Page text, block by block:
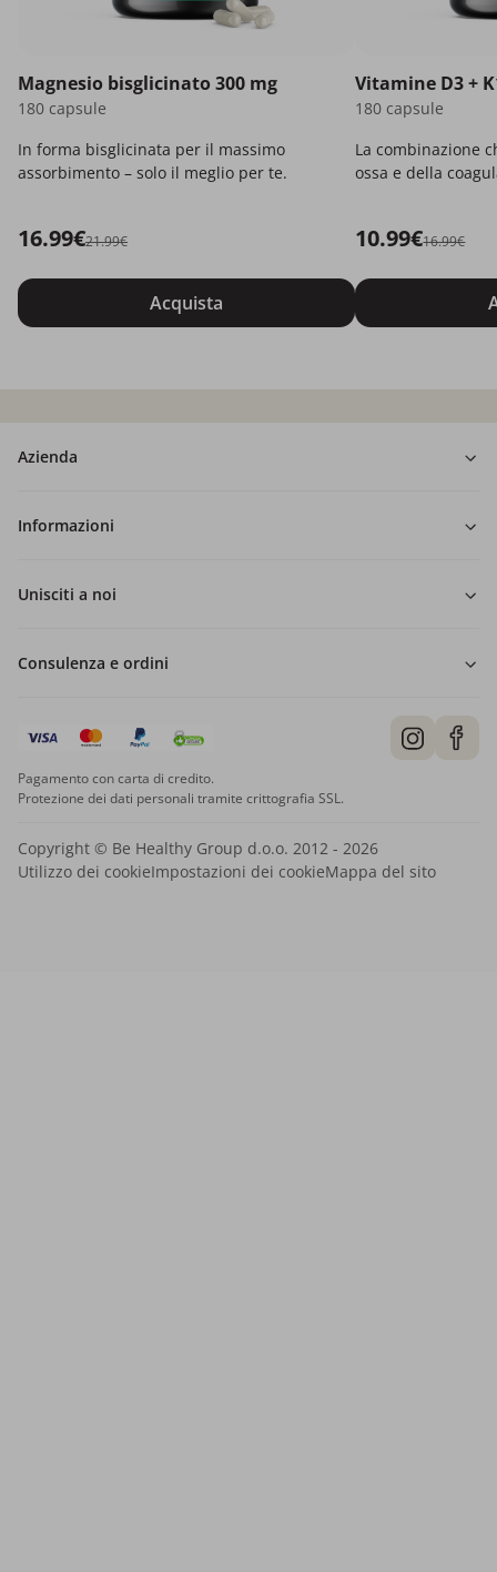
Magnesio bisglicinato 300 mg
180 capsule
In forma bisglicinata per il massimo
assorbimento – solo il meglio per te.
16.99€21.99€
Acquista
Vitamine D3 +
180 capsule
La combinazione
ossa e della
10.99€16.99€
Azienda
Informazioni
Unisciti a noi
Consulenza e ordini
Pagamento con carta di credito.
Protezione dei dati personali tramite crittografia SSL.
Copyright © Be Healthy Group d.o.o. 2012 - 2026
Utilizzo dei cookieImpostazioni dei cookieMappa del sito